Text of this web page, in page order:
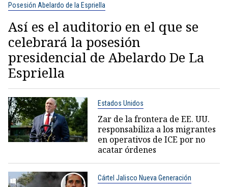
Posesión Abelardo de la Espriella
Así es el auditorio en el que se
celebrará la posesión
presidencial de Abelardo De La
Espriella
Estados Unidos
Zar de la frontera de EE. UU.
responsabiliza a los migrantes
en operativos de ICE por no
acatar órdenes
Cártel Jalisco Nueva Generación